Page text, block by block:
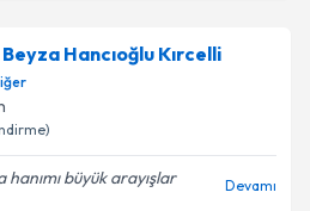
Talebini Gönder
için randevu takvimi talebi
randevu almanız için bir
e-posta ile bilgilendireceğiz.
Hancıoğlu Kırcelli
hanımı büyük arayışlar
Devamı